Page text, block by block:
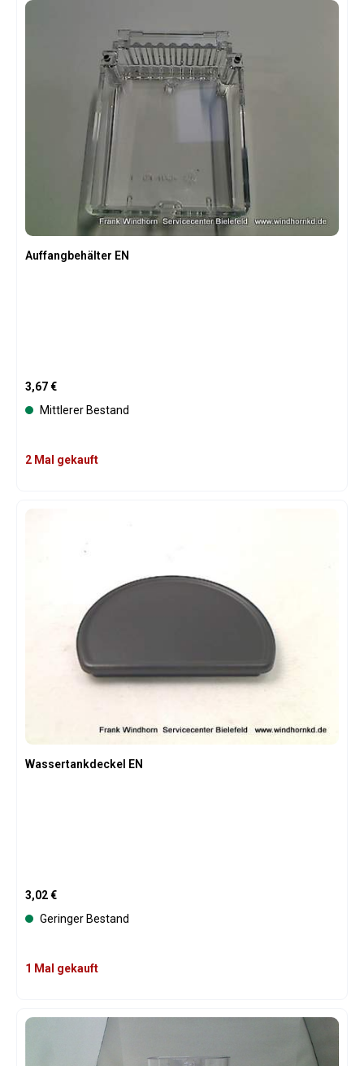
Auffangbehälter EN
Regulärer Preis:
3,67 €
Mittlerer Bestand
2 Mal gekauft
Wassertankdeckel EN
Regulärer Preis:
3,02 €
Geringer Bestand
1 Mal gekauft